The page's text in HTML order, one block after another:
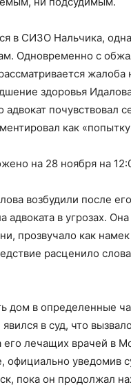
в СИЗО Нальчика,
Одновременно с
здоровья
адвокат
как
на 28 ноября на
возбудили после
адвоката в угрозах.
прозвучало как
расценило
дом в определенные
в суд, что
его лечащих врачей в
официально уведомив
пока он продолжал